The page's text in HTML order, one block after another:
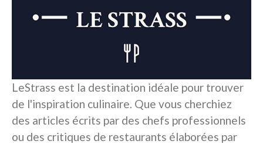
LeStrass est la destination idéale pour trouver
de l'inspiration culinaire. Que vous cherchiez
des articles écrits par des chefs professionnels
ou des critiques de restaurants élaborées par